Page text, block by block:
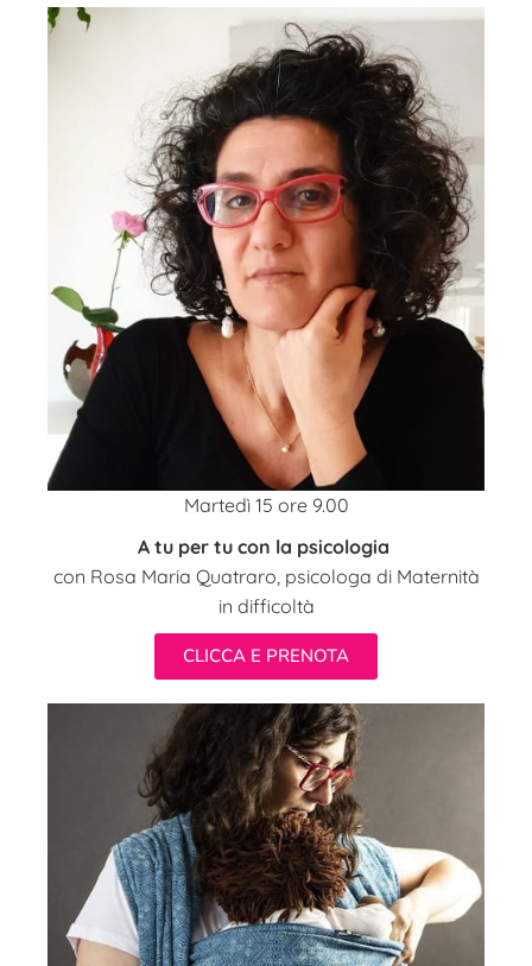
Martedì 15 ore 9.00
A tu per tu con la psicologia
con Rosa Maria Quatraro, psicologa di Maternità
in difficoltà
CLICCA E PRENOTA